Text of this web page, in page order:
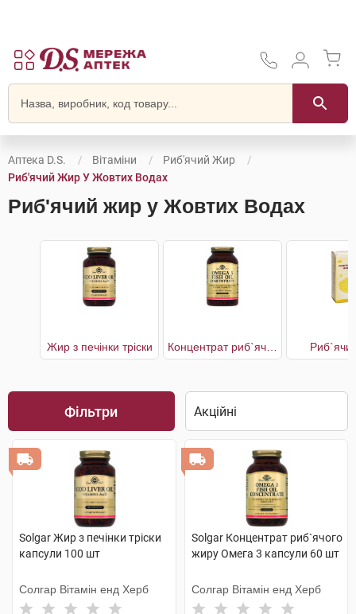
Аптека D.S. Вітаміни
Риб'ячий Жир
Риб'ячий Жир У Жовтих Водах
Риб'ячий жир у Жовтих Водах
Жир з печінки тріски
Фільтри
Solgar Жир з печінки тріски
капсули 100 шт
Солгар Вітамін енд Херб
Solgar Концентрат риб`ячого
жиру Омега 3 капсули 60 шт
Солгар Вітамін енд Херб